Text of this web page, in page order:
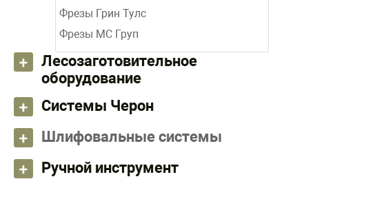
Фрезы Грин Тулс
Фрезы МС Груп
Лесозаготовительное
оборудование
Системы Черон
Шлифовальные системы
Ручной инструмент